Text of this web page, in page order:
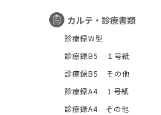
カルテ・診療書類
診療録W型
診療録B5 １号紙
診療録B5 その他
診療録A4 １号紙
診療録A4 その他